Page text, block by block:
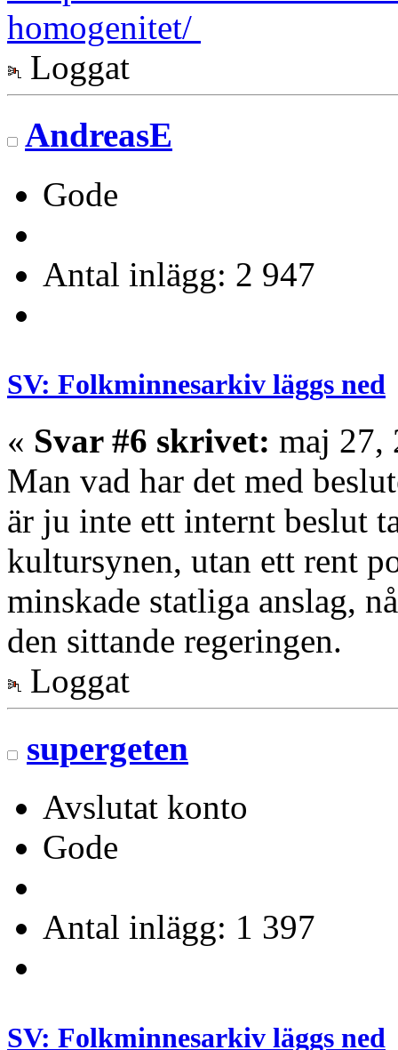
homogenitet/
Loggat
AndreasE
Gode
Antal inlägg: 2 947
SV: Folkminnesarkiv läggs ned
« Svar #6 skrivet: maj 27,
Man vad har det med
är ju inte ett internt beslut
kultursynen, utan ett rent
minskade statliga anslag,
den sittande regeringen.
Loggat
supergeten
Avslutat konto
Gode
Antal inlägg: 1 397
SV: Folkminnesarkiv läggs ned